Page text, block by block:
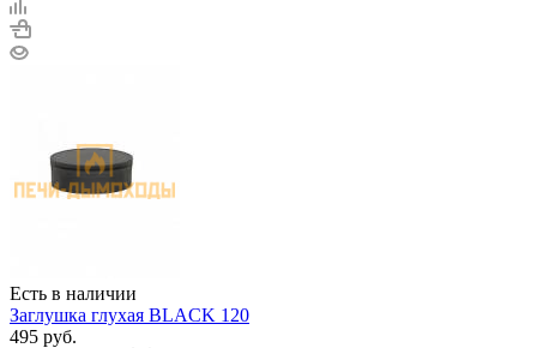
Есть в наличии
Заглушка глухая BLACK 120
495 руб.